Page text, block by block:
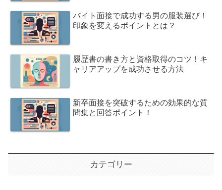
バイト面接で成功する男の服装選び！
印象を変えるポイントとは？
履歴書の書き方と資格取得のコツ！キ
ャリアアップを成功させる方法
新卒面接を突破するための効果的な質
問集と回答ポイント！
カテゴリー